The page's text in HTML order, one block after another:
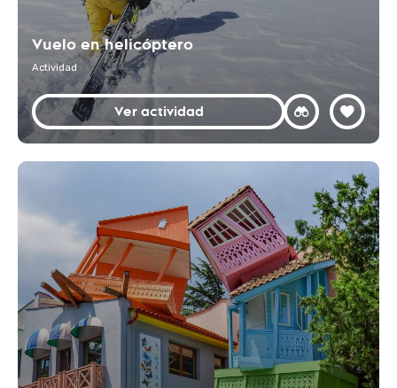
Vuelo en helicóptero
Actividad
Ver actividad